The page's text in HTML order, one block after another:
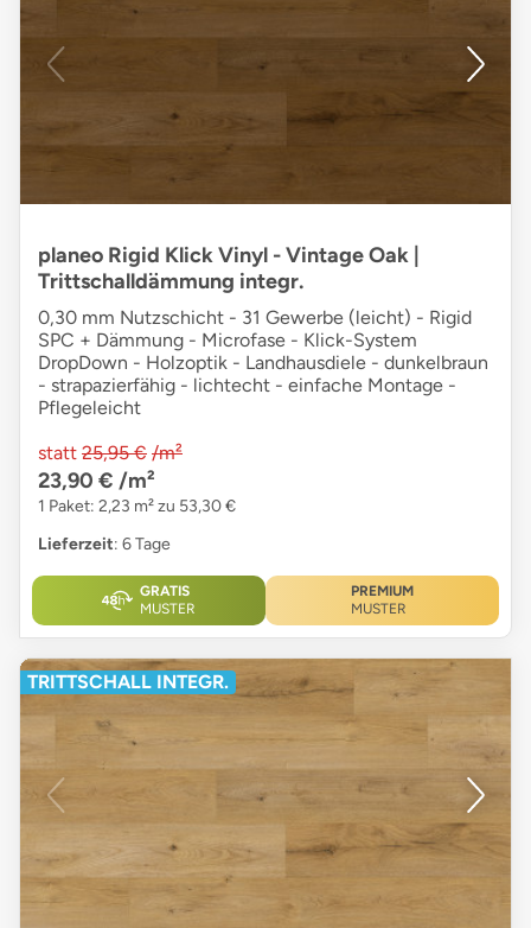
planeo Rigid Klick Vinyl - Vintage Oak |
Trittschalldämmung integr.
0,30 mm Nutzschicht - 31 Gewerbe (leicht) - Rigid
SPC + Dämmung - Microfase - Klick-System
DropDown - Holzoptik - Landhausdiele - dunkelbraun
- strapazierfähig - lichtecht - einfache Montage -
Pflegeleicht
statt 25,95 € /m²
23,90 € /m²
1 Paket: 2,23 m² zu 53,30 €
Lieferzeit: 6 Tage
GRATIS
MUSTER
PREMIUM
MUSTER
TRITTSCHALL INTEGR.